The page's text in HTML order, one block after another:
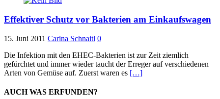
Effektiver Schutz vor Bakterien am Einkaufswagen
15. Juni 2011 Carina Schnaitl 0
Die Infektion mit den EHEC-Bakterien ist zur Zeit ziemlich
gefürchtet und immer wieder taucht der Erreger auf verschiedenen
Arten von Gemüse auf. Zuerst waren es […]
AUCH WAS ERFUNDEN?